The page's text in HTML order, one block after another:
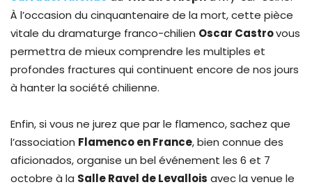
À l’occasion du cinquantenaire de la mort, cette pièce
vitale du dramaturge franco-chilien Oscar Castrovous
permettra de mieux comprendre les multiples et
profondes fractures qui continuent encore de nos jours
à hanter la société chilienne.
Enfin, si vous ne jurez que par le flamenco, sachez que
l’association Flamenco en France, bien connue des
aficionados, organise un bel événement les 6 et 7
octobre à la Salle Ravel de Levallois avec la venue le